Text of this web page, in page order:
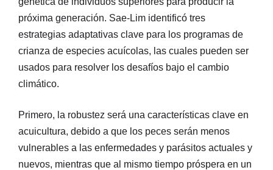
próxima generación. Sae-Lim identificó tres
estrategias adaptativas clave para los programas de
crianza de especies acuícolas, las cuales pueden ser
usados para resolver los desafíos bajo el cambio
climático.
Primero, la robustez será una características clave en
acuicultura, debido a que los peces serán menos
vulnerables a las enfermedades y parásitos actuales y
nuevos, mientras que al mismo tiempo próspera en un